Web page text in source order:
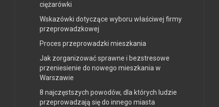
ciężarówki
Wskazówki dotyczące wyboru właściwej firmy
przeprowadzkowej
Proces przeprowadzki mieszkania
Jak zorganizować sprawne i bezstresowe
przeniesienie do nowego mieszkania w
Warszawie
8 najczęstszych powodów, dla których ludzie
przeprowadzają się do innego miasta